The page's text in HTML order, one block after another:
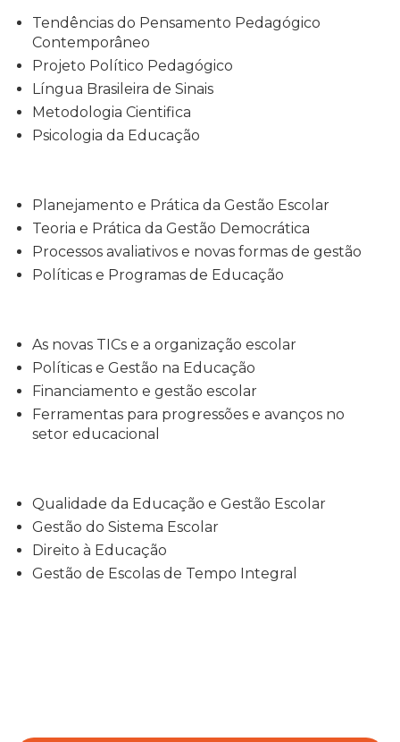
Tendências do Pensamento Pedagógico
Contemporâneo
Projeto Político Pedagógico
Língua Brasileira de Sinais
Metodologia Cientifica
Psicologia da Educação
Planejamento e Prática da Gestão Escolar
Teoria e Prática da Gestão Democrática
Processos avaliativos e novas formas de gestão
Políticas e Programas de Educação
As novas TICs e a organização escolar
Políticas e Gestão na Educação
Financiamento e gestão escolar
Ferramentas para progressões e avanços no
setor educacional
Qualidade da Educação e Gestão Escolar
Gestão do Sistema Escolar
Direito à Educação
Gestão de Escolas de Tempo Integral